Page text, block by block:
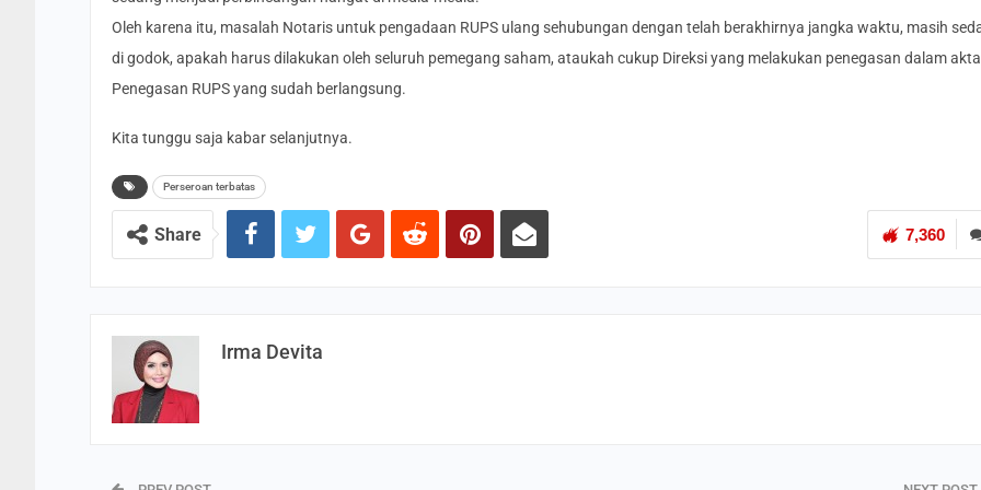
Oleh karena itu, masalah Notaris untuk pengadaan RUPS ulang sehubungan dengan telah berakhirnya jangka waktu, masih
di godok, apakah harus dilakukan oleh seluruh pemegang saham, ataukah cukup Direksi yang melakukan penegasan dalam akta
Penegasan RUPS yang sudah berlangsung.
Kita tunggu saja kabar selanjutnya.
Perseroan terbatas
7,360
Share
Irma Devita